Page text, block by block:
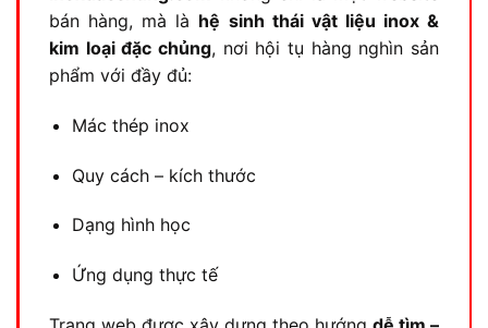
bán hàng, mà là hệ sinh thái vật liệu inox &
kim loại đặc chủng, nơi hội tụ hàng nghìn sản
phẩm với đầy đủ:
Mác thép inox
Quy cách – kích thước
Dạng hình học
Ứng dụng thực tế